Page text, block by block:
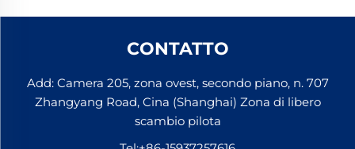
CONTATTO
Add: Camera 205, zona ovest, secondo piano, n. 707
Zhangyang Road, Cina (Shanghai) Zona di libero
scambio pilota